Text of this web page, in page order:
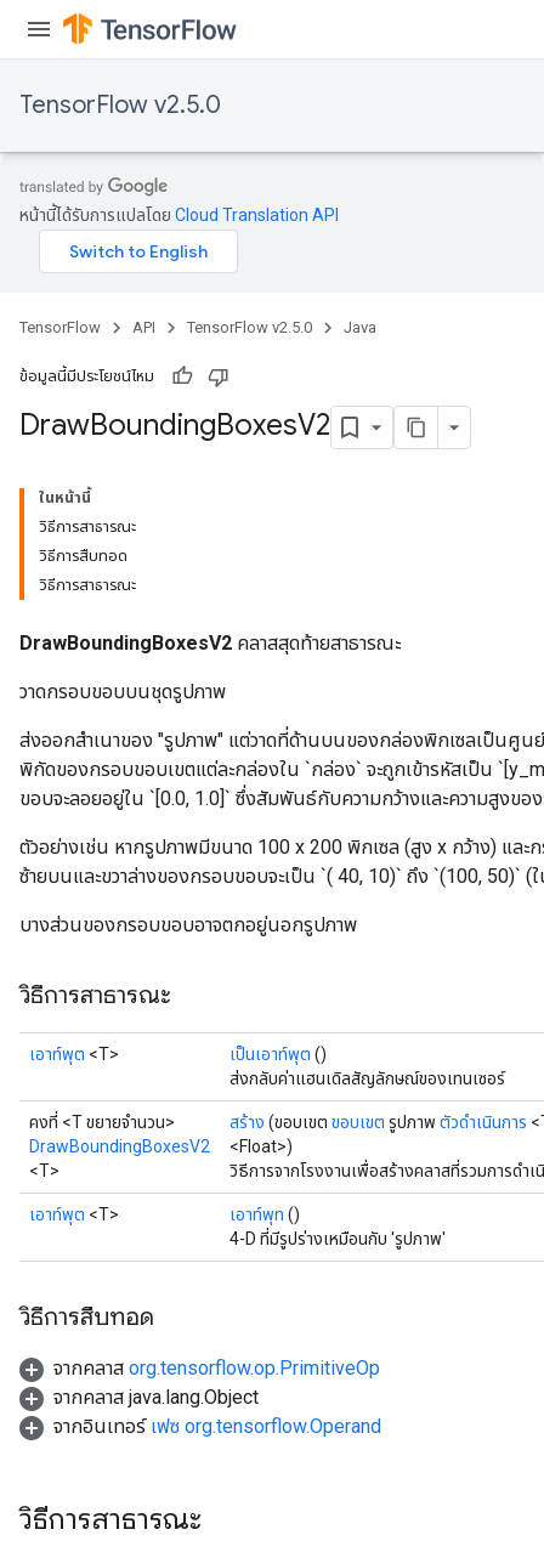
TensorFlow v2.5.0
หน้านี้ได้รับการแปลโดย Cloud Translation API
TensorFlow API TensorFlow v2.5.0 Java
ข้อมูลนี้มีประโยชน์ไหม
DrawBoundingBoxesV2
ในหน้านี้
วิธีการสาธารณะ
วิธีการสืบทอด
วิธีการสาธารณะ
DrawBoundingBoxesV2 คลาสสุดท้ายสาธารณะ
วาดกรอบขอบบนชุดรูปภาพ
ส่งออกสำเนาของ "รูปภาพ" แต่วาดที่ด้านบนของกล่องพิกเซลเป็นศูน
พิกัดของกรอบขอบเขตแต่ละกล่องใน `กล่อง` จะถูกเข้ารหัสเป็น
ขอบจะลอยอยู่ใน `[0.0, 1.0]` ซึ่งสัมพันธ์กับความกว้างและความสูงขอ
ตัวอย่างเช่น หากรูปภาพมีขนาด 100 x 200 พิกเซล (สูง x กว้าง) แล
ซ้ายบนและขวาล่างของกรอบขอบจะเป็น `( 40, 10)` ถึง `(100, 50)` (
บางส่วนของกรอบขอบอาจตกอยู่นอกรูปภาพ
วิธีการสาธารณะ
เอาท์พุต <T> เป็นเอาท์พุต ()
ส่งกลับค่าแฮนเดิลสัญลักษณ์ของเทนเซอร์
คงที่ <T ขยายจำนวน>
DrawBoundingBoxesV2
<T>
สร้าง (ขอบเขต ขอบเขต รูปภาพ ตัวดำเนินการ
<Float>)
วิธีการจากโรงงานเพื่อสร้างคลาสที่รวมการดำ
เอาท์พุต <T> เอาท์พุท ()
4-D ที่มีรูปร่างเหมือนกับ 'รูปภาพ'
วิธีการสืบทอด
จากคลาส org.tensorflow.op.PrimitiveOp
จากคลาส java.lang.Object
จากอินเทอร์ เฟซ org.tensorflow.Operand
วิธีการสาธารณะ